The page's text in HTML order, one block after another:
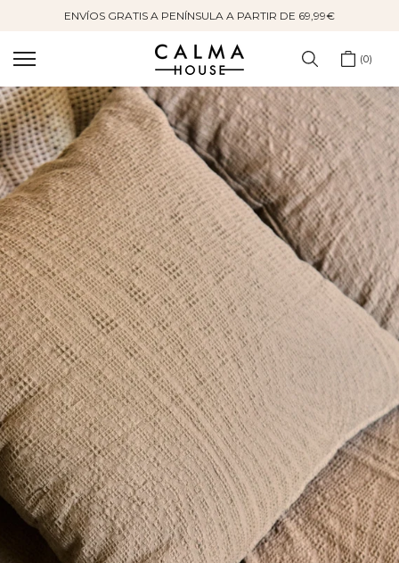
contenido
ENVÍOS GRATIS A PENÍNSULA A PARTIR DE 69,99€
0